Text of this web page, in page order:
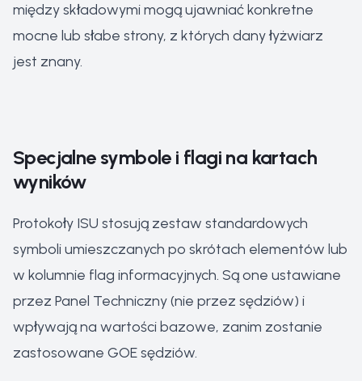
między składowymi mogą ujawniać konkretne
mocne lub słabe strony, z których dany łyżwiarz
jest znany.
Specjalne symbole i flagi na kartach
wyników
Protokoły ISU stosują zestaw standardowych
symboli umieszczanych po skrótach elementów lub
w kolumnie flag informacyjnych. Są one ustawiane
przez Panel Techniczny (nie przez sędziów) i
wpływają na wartości bazowe, zanim zostanie
zastosowane GOE sędziów.